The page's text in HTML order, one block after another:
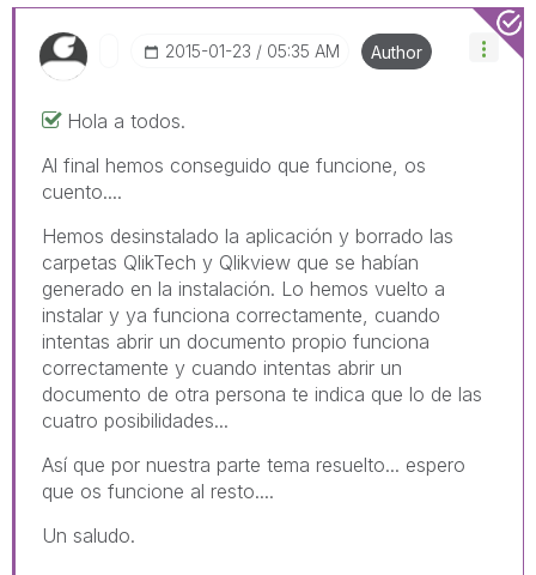
‎2015-01-23 05:35 AM Author
Hola a todos.
Al final hemos conseguido que funcione, os
cuento....
Hemos desinstalado la aplicación y borrado las
carpetas QlikTech y Qlikview que se habían
generado en la instalación. Lo hemos vuelto a
instalar y ya funciona correctamente, cuando
intentas abrir un documento propio funciona
correctamente y cuando intentas abrir un
documento de otra persona te indica que lo de las
cuatro posibilidades...
Así que por nuestra parte tema resuelto... espero
que os funcione al resto....
Un saludo.